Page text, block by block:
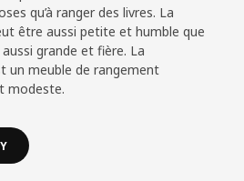
qu’à ranger des livres. La
être aussi petite et humble que
grande et fière. La
un meuble de rangement
modeste.